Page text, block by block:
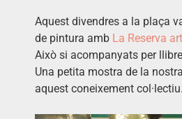
Aquest divendres a la plaça
de pintura amb La Reserva art
Això si acompanyats per
Una petita mostra de la
aquest coneixement col·lectiu.